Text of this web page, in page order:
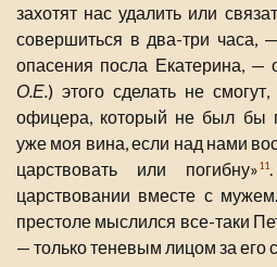
захотят нас удалить или
совершиться в два-три часа,
опасения посла Екатерина,
О.Е. ) этого сделать не
офицера, который не был бы
уже моя вина, если над нами
царствовать или погибну»11
царствовании вместе с
престоле мыслился все-таки
— только теневым лицом за его